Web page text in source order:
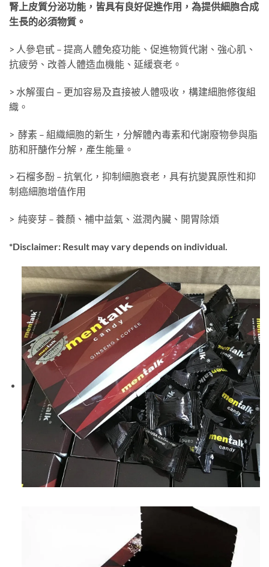
腎上皮質分泌功能，皆具有良好促進作用，為提供細胞合成
生長的必須物質。
> 人參皂甙 – 提高人體免疫功能、促進物質代謝、強心肌、
抗疲勞、改善人體造血機能、延緩衰老。
> 水解蛋白 – 更加容易及直接被人體吸收，構建細胞修復組
織。
> 酵素 – 組織細胞的新生，分解體內毒素和代謝廢物參與脂
肪和肝醣作分解，產生能量。
> 石榴多酚 – 抗氧化，抑制細胞衰老，具有抗變異原性和抑
制癌細胞增值作用
> 純麥芽 – 養顏、補中益氣、滋潤內臟、開胃除煩
*Disclaimer: Result may vary depends on individual.